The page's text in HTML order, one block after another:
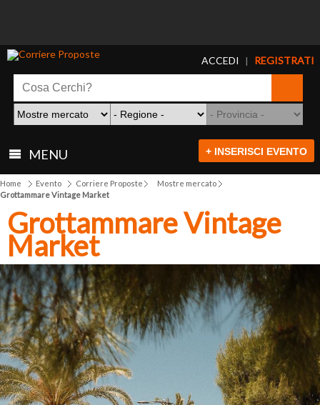
ACCEDI | REGISTRATI
MENU + INSERISCI EVENTO
Home Evento Corriere Proposte
Mostre mercato
Grottammare Vintage Market
Grottammare Vintage
Market